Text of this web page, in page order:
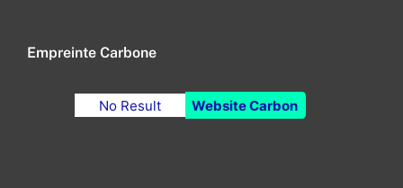
Empreinte Carbone
No Result Website Carbon